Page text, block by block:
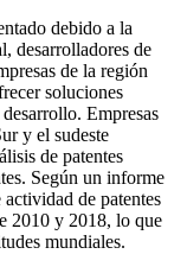
debido a la
desarrolladores de
de la región
soluciones
Empresas
y el sudeste
de patentes
Según un informe
de patentes
2010 y 2018, lo que
mundiales.